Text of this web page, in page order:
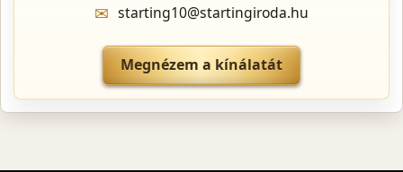
✉ starting10@startingiroda.hu
Megnézem a kínálatát